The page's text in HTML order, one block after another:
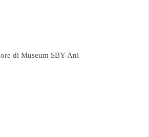
di Museum SBY-Ani